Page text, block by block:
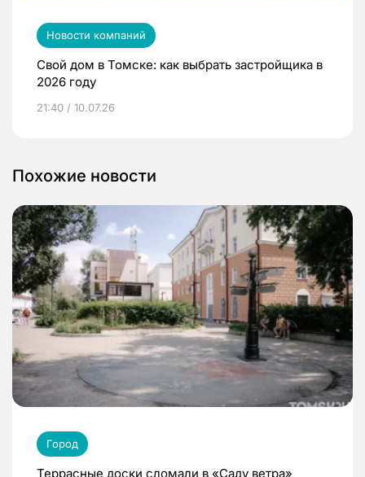
Новости компаний
Свой дом в Томске: как выбрать застройщика в
2026 году
21:40 / 10.07.26
Похожие новости
Город
Террасные доски сломали в «Саду ветра»